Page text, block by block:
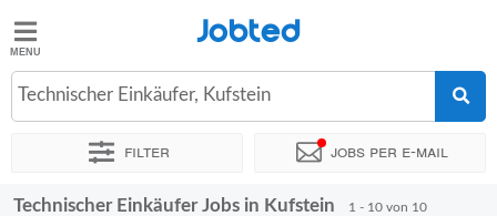
Jobted
Jobs
Jobted
Technischer Einkäufer, Kufstein
Filter Jobs per e-mail
Sortieren nach Genauer Standort Unternehmen
Technischer Einkäufer Jobs in Kufstein 1 - 10 von 10